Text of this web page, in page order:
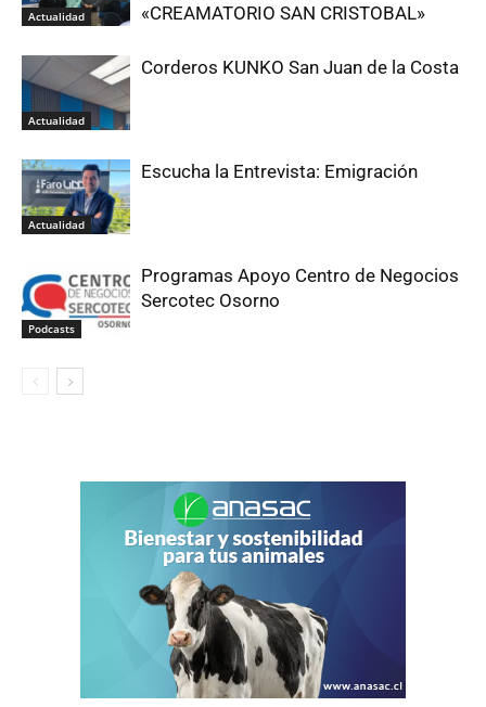
Actualidad
«CREAMATORIO SAN CRISTOBAL»
Actualidad
Corderos KUNKO San Juan de la Costa
Actualidad
Escucha la Entrevista: Emigración
Podcasts
Programas Apoyo Centro de Negocios
Sercotec Osorno